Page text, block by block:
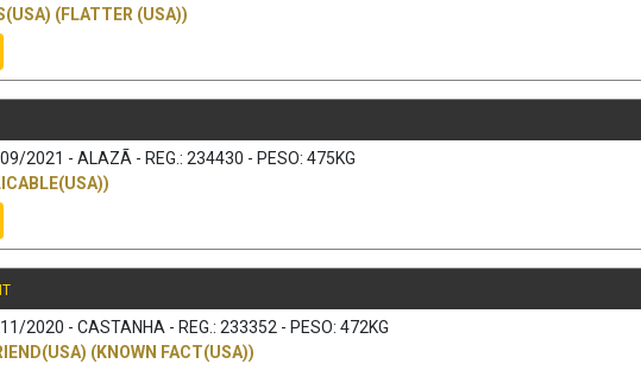
(FLATTER (USA))
2021 - ALAZÃ - REG.: 234430 - PESO: 475KG
2020 - CASTANHA - REG.: 233352 - PESO: 472KG
(KNOWN FACT(USA))